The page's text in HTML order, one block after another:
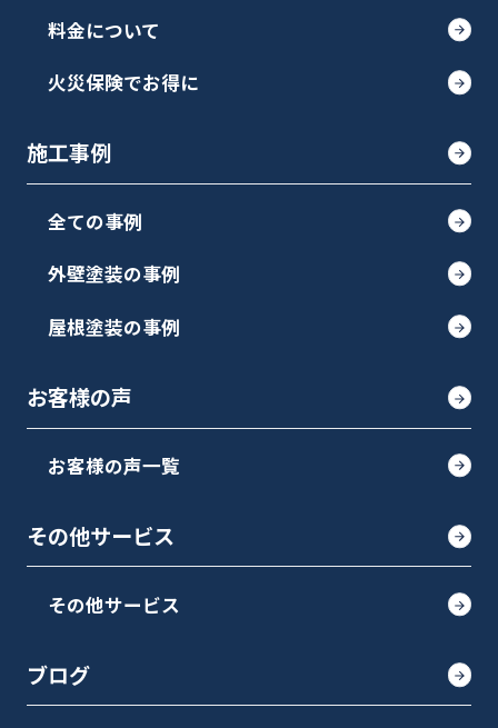
料金について
火災保険でお得に
施工事例
全ての事例
外壁塗装の事例
屋根塗装の事例
お客様の声
お客様の声一覧
その他サービス
その他サービス
ブログ